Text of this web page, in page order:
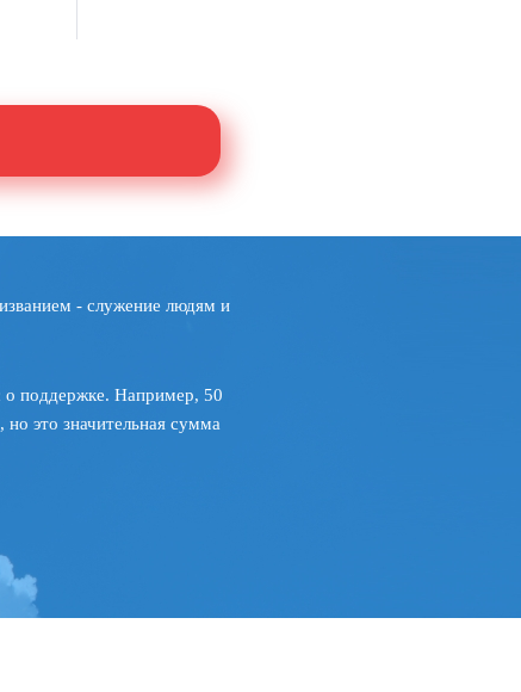
- служение людям и
о поддержке. Например, 50
это значительная сумма